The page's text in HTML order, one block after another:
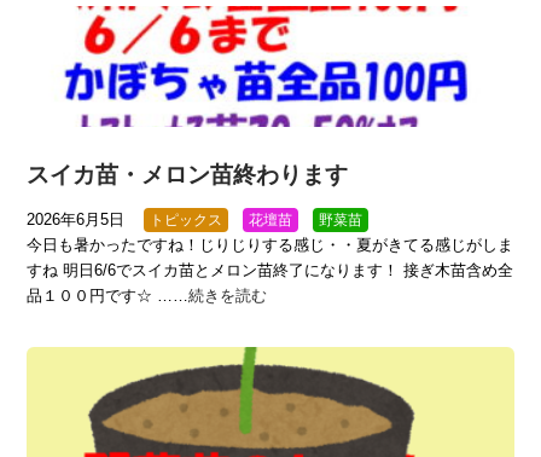
スイカ苗・メロン苗終わります
2026年6月5日 トピックス 花壇苗 野菜苗
今日も暑かったですね！じりじりする感じ・・夏がきてる感じがしま
すね 明日6/6でスイカ苗とメロン苗終了になります！ 接ぎ木苗含め全
品１００円です☆ ……続きを読む